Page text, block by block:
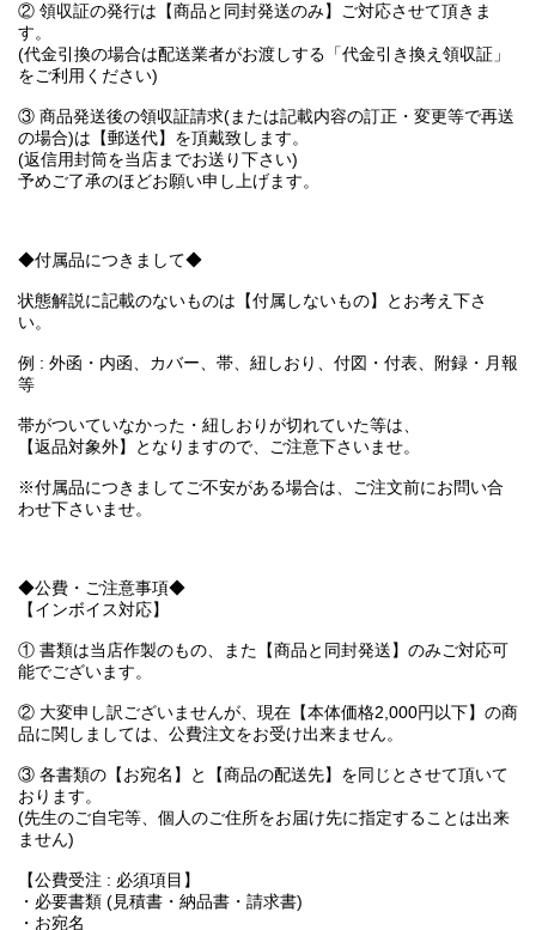
② 領収証の発行は【商品と同封発送のみ】ご対応させて頂きま
す。
(代金引換の場合は配送業者がお渡しする「代金引き換え領収証」
をご利用ください)
③ 商品発送後の領収証請求(または記載内容の訂正・変更等で再送
の場合)は【郵送代】を頂戴致します。
(返信用封筒を当店までお送り下さい)
予めご了承のほどお願い申し上げます。
◆付属品につきまして◆
状態解説に記載のないものは【付属しないもの】とお考え下さ
い。
例 : 外函・内函、カバー、帯、紐しおり、付図・付表、附録・月報
等
帯がついていなかった・紐しおりが切れていた等は、
【返品対象外】となりますので、ご注意下さいませ。
※付属品につきましてご不安がある場合は、ご注文前にお問い合
わせ下さいませ。
◆公費・ご注意事項◆
【インボイス対応】
① 書類は当店作製のもの、また【商品と同封発送】のみご対応可
能でございます。
② 大変申し訳ございませんが、現在【本体価格2,000円以下】の商
品に関しましては、公費注文をお受け出来ません。
③ 各書類の【お宛名】と【商品の配送先】を同じとさせて頂いて
おります。
(先生のご自宅等、個人のご住所をお届け先に指定することは出来
ません)
【公費受注 : 必須項目】
・必要書類 (見積書・納品書・請求書)
・お宛名